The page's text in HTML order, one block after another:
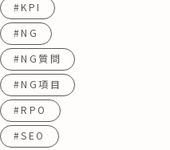
#KPI
#NG
#NG質問
#NG項目
#RPO
#SEO